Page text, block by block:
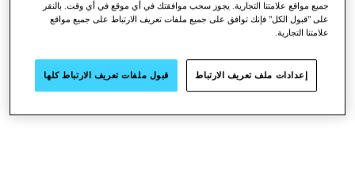
●
●
جميع مواقع علامتنا التجارية. يجوز سحب موافقتك في أي موقع في أي وقت. بالنقر
على "قبول الكل" فإنك توافق على جميع ملفات تعريف الارتباط على جميع مواقع
علامتنا التجارية.
إعدادات ملف تعريف الارتباط قبول ملفات تعريف الارتباط كلها